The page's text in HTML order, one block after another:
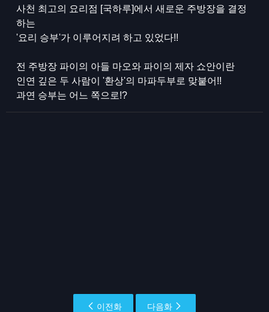
사천 최고의 요리점 [국하루]에서 새로운 주방장을 결정
하는
'요리 승부'가 이루어지려 하고 있었다!!
전 주방장 파이의 아들 마오와 파이의 제자 쇼안이란
인연 깊은 두 사람이 '환상'의 마파두부로 맞붙어!!
과연 승부는 어느 쪽으로!?
이전화 다음화